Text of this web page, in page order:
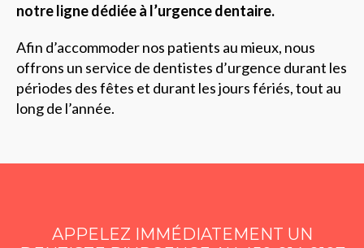
notre ligne dédiée à l’urgence dentaire.
Afin d’accommoder nos patients au mieux, nous
offrons un service de dentistes d’urgence durant les
périodes des fêtes et durant les jours fériés, tout au
long de l’année.
APPELEZ IMMÉDIATEMENT UN